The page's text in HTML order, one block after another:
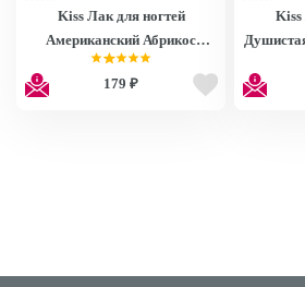
Kiss Лак для ногтей
Американский Абрикос
8мл/HD Mini Nail Polish
MNP28
179 ₽
Kiss